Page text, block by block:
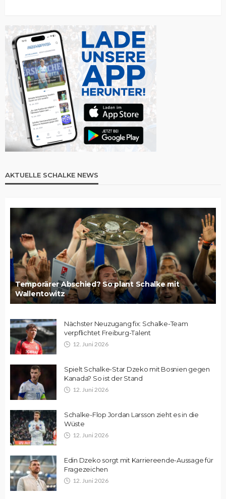
AKTUELLE SCHALKE NEWS
Temporärer Abschied? So plant Schalke mit
Wallentowitz
Nächster Neuzugang fix: Schalke-Team
verpflichtet Freiburg-Talent
12. Juni 2026
Spielt Schalke-Star Dzeko mit Bosnien gegen
Kanada? So ist der Stand
12. Juni 2026
Schalke-Flop Jordan Larsson zieht es in die
Wüste
12. Juni 2026
Edin Dzeko sorgt mit Karriereende-Aussage für
Fragezeichen
12. Juni 2026